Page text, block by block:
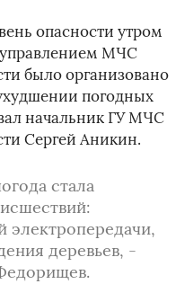
опасности утром
МЧС
было организовано
погодных
начальник ГУ МЧС
Сергей Аникин.
стала
электропередачи,
деревьев, -